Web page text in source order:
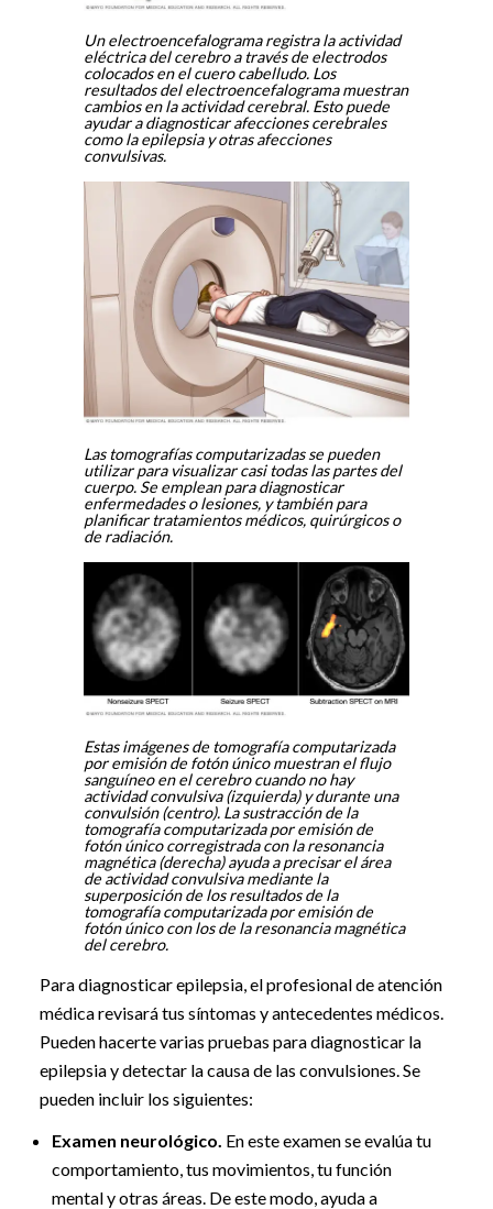
Un electroencefalograma registra la actividad
eléctrica del cerebro a través de electrodos
colocados en el cuero cabelludo. Los
resultados del electroencefalograma muestran
cambios en la actividad cerebral. Esto puede
ayudar a diagnosticar afecciones cerebrales
como la epilepsia y otras afecciones
convulsivas.
Las tomografías computarizadas se pueden
utilizar para visualizar casi todas las partes del
cuerpo. Se emplean para diagnosticar
enfermedades o lesiones, y también para
planificar tratamientos médicos, quirúrgicos o
de radiación.
Estas imágenes de tomografía computarizada
por emisión de fotón único muestran el flujo
sanguíneo en el cerebro cuando no hay
actividad convulsiva (izquierda) y durante una
convulsión (centro). La sustracción de la
tomografía computarizada por emisión de
fotón único corregistrada con la resonancia
magnética (derecha) ayuda a precisar el área
de actividad convulsiva mediante la
superposición de los resultados de la
tomografía computarizada por emisión de
fotón único con los de la resonancia magnética
del cerebro.
Para diagnosticar epilepsia, el profesional de atención
médica revisará tus síntomas y antecedentes médicos.
Pueden hacerte varias pruebas para diagnosticar la
epilepsia y detectar la causa de las convulsiones. Se
pueden incluir los siguientes:
Examen neurológico. En este examen se evalúa tu
comportamiento, tus movimientos, tu función
mental y otras áreas. De este modo, ayuda a